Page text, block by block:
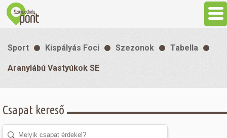
Programok
Gasztronómia
Sport Kispályás Foci Szezonok Tabella
Aranylábú Vastyúkok SE
Csapat kereső